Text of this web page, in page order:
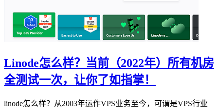
Linode怎么样？当前（2022年）所有机房
全测试一次，让你了如指掌！
linode怎么样？从2003年运作VPS业务至今，可谓是VPS行业